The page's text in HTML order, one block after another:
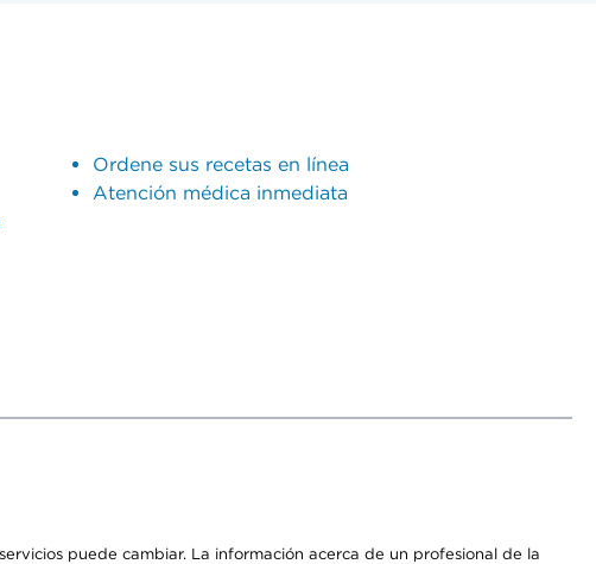
Ordene sus recetas en línea
Atención médica inmediata
puede cambiar. La información acerca de un profesional de la